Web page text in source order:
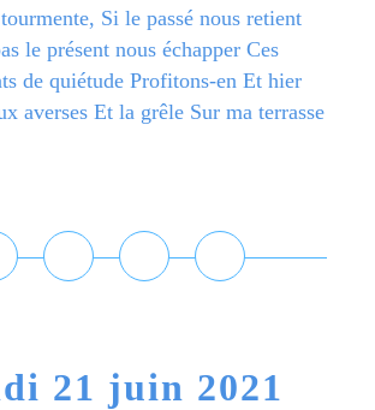
Si le passé nous retient
le présent nous échapper Ces
de quiétude Profitons-en Et hier
averses Et la grêle Sur ma terrasse
21 juin 2021